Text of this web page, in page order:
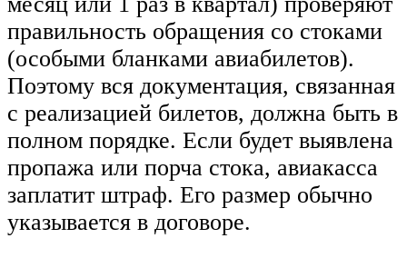
правильность обращения со стоками
(особыми бланками авиабилетов).
Поэтому вся документация, связанная
с реализацией билетов, должна быть в
полном порядке. Если будет выявлена
пропажа или порча стока, авиакасса
заплатит штраф. Его размер обычно
указывается в договоре.